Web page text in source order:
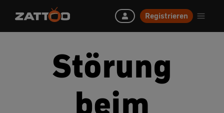
Registrieren
Störung
beim